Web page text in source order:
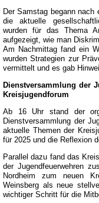
Der Samstag begann nach
die aktuelle
wurden für das Thema
aufgezeigt, wie man
Am Nachmittag fand ein
wurden Strategien zur
vermittelt und es gab
Dienstversammlung der
Kreisjugendforum
Ab 16 Uhr stand der
Dienstversammlung der
aktuelle Themen der
für 2025 und die Reflexion
Parallel dazu fand das
der Jugendfeuerwehren
Nordheim zum neuen
Weinsberg als neue
wichtiger Schritt für die